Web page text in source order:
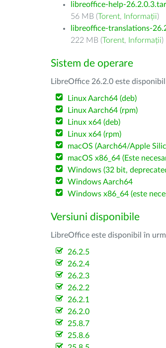
libreoffice-help-
56 MB (Torent, Informații)
libreoffice-translations-
222 MB (Torent, Informații)
Sistem de operare
LibreOffice 26.2.0 este
Linux Aarch64 (deb)
Linux Aarch64 (rpm)
Linux x64 (deb)
Linux x64 (rpm)
macOS (Aarch64/Apple
macOS x86_64 (Este
Windows (32 bit,
Windows Aarch64
Windows x86_64 (este
Versiuni disponibile
LibreOffice este disponibil în
26.2.5
26.2.4
26.2.3
26.2.2
26.2.1
26.2.0
25.8.7
25.8.6